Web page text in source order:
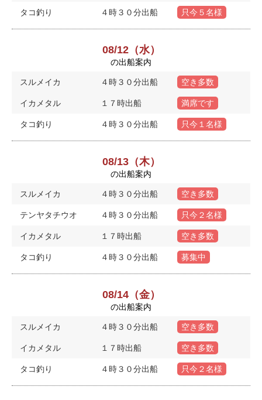
タコ釣り ４時３０分出船 只今５名様
08/12（水）
の出船案内
スルメイカ ４時３０分出船 空き多数
イカメタル １７時出船 満席です
タコ釣り ４時３０分出船 只今１名様
08/13（木）
の出船案内
スルメイカ ４時３０分出船 空き多数
テンヤタチウオ ４時３０分出船 只今２名様
イカメタル １７時出船 空き多数
タコ釣り ４時３０分出船 募集中
08/14（金）
の出船案内
スルメイカ ４時３０分出船 空き多数
イカメタル １７時出船 空き多数
タコ釣り ４時３０分出船 只今２名様